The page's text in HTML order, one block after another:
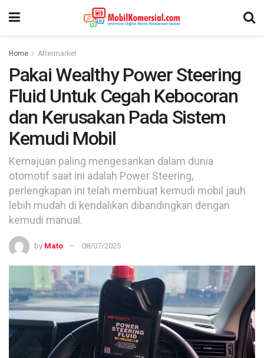
Home Aftermarket
Pakai Wealthy Power Steering
Fluid Untuk Cegah Kebocoran
dan Kerusakan Pada Sistem
Kemudi Mobil
Kemajuan paling mengesankan dalam dunia
otomotif saat ini adalah Power Steering,
perlengkapan ini telah membuat kemudi mobil jauh
lebih mudah di kendalikan dibandingkan dengan
kemudi manual.
by Mato 08/07/2025